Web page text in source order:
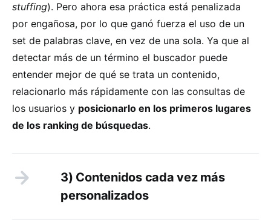
stuffing). Pero ahora esa práctica está penalizada
por engañosa, por lo que ganó fuerza el uso de un
set de palabras clave, en vez de una sola. Ya que al
detectar más de un término el buscador puede
entender mejor de qué se trata un contenido,
relacionarlo más rápidamente con las consultas de
los usuarios y posicionarlo en los primeros lugares
de los ranking de búsquedas.
3) Contenidos cada vez más
personalizados